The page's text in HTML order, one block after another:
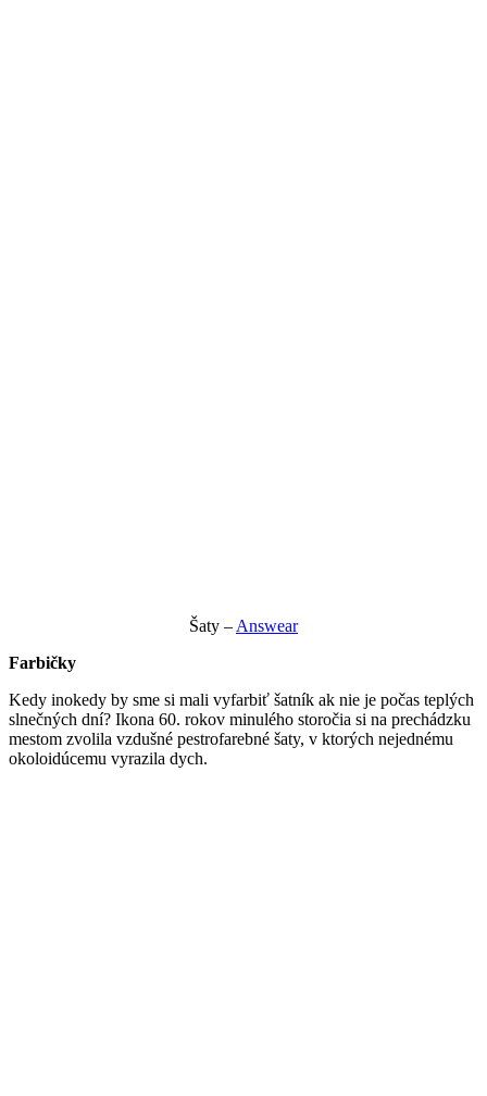
Šaty – Answear
Farbičky
Kedy inokedy by sme si mali vyfarbiť šatník ak nie je počas teplých
slnečných dní? Ikona 60. rokov minulého storočia si na prechádzku
mestom zvolila vzdušné pestrofarebné šaty, v ktorých nejednému
okoloidúcemu vyrazila dych.